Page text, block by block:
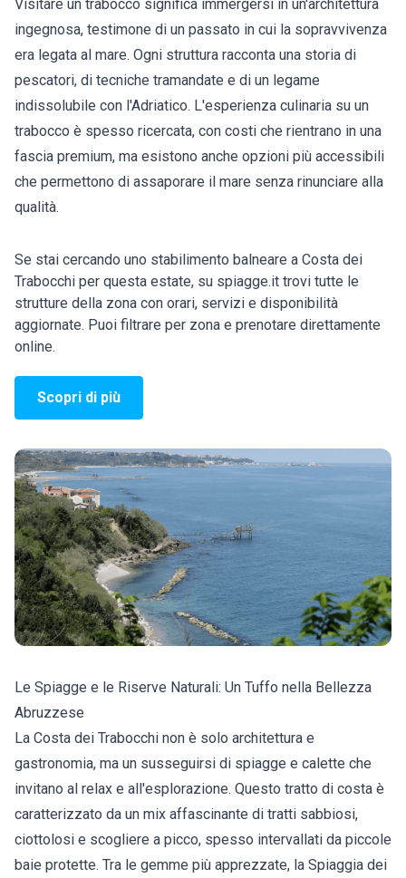
Visitare un trabocco significa immergersi in un'architettura
ingegnosa, testimone di un passato in cui la sopravvivenza
era legata al mare. Ogni struttura racconta una storia di
pescatori, di tecniche tramandate e di un legame
indissolubile con l'Adriatico. L'esperienza culinaria su un
trabocco è spesso ricercata, con costi che rientrano in una
fascia premium, ma esistono anche opzioni più accessibili
che permettono di assaporare il mare senza rinunciare alla
qualità.
Se stai cercando uno stabilimento balneare a Costa dei
Trabocchi per questa estate, su spiagge.it trovi tutte le
strutture della zona con orari, servizi e disponibilità
aggiornate. Puoi filtrare per zona e prenotare direttamente
online.
Scopri di più
Le Spiagge e le Riserve Naturali: Un Tuffo nella Bellezza
Abruzzese
La Costa dei Trabocchi non è solo architettura e
gastronomia, ma un susseguirsi di spiagge e calette che
invitano al relax e all'esplorazione. Questo tratto di costa è
caratterizzato da un mix affascinante di tratti sabbiosi,
ciottolosi e scogliere a picco, spesso intervallati da piccole
baie protette. Tra le gemme più apprezzate, la Spiaggia dei